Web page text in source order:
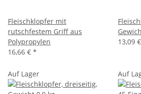
Fleischklopfer mit
rutschfestem Griff aus
Polypropylen
16,66 € *
13,09 €
Auf Lager Auf